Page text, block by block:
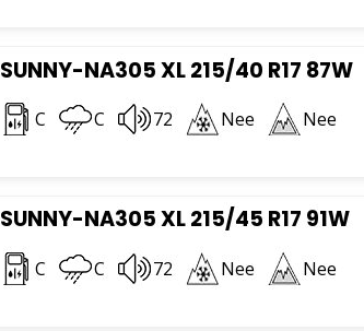
SUNNY-NA305 XL 215/40 R17 87W
C C 72 Nee Nee
SUNNY-NA305 XL 215/45 R17 91W
C C 72 Nee Nee